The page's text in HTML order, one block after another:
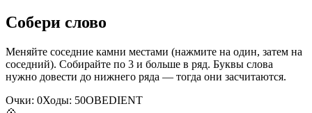
Собери слово
Меняйте соседние камни местами (нажмите на один, затем на
соседний). Собирайте по 3 и больше в ряд. Буквы слова
нужно довести до нижнего ряда — тогда они засчитаются.
Очки: 0Ходы: 50OBEDIENT